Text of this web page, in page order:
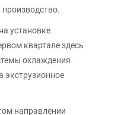
установке
квартале здесь
охлаждения
экструзионное
направлении